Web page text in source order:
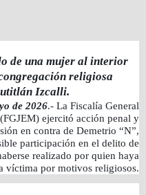
de una mujer al interior
religiosa
Izcalli.
de 2026.- La Fiscalía General
ejercitó acción penal y
en contra de Demetrio “N”,
participación en el delito de
realizado por quien haya
víctima por motivos religiosos.